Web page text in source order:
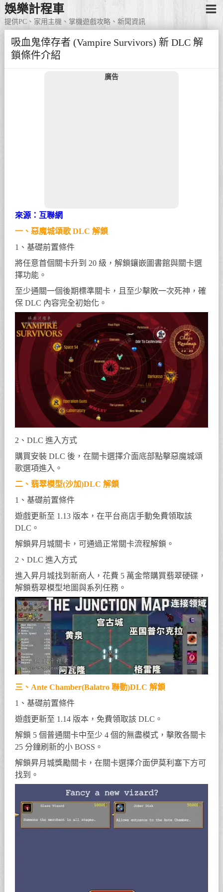
娛樂計程車
提供PC、家用主機、掌機遊戲攻略、新聞資訊
吸血鬼倖存者 (Vampire Survivors) 新 DLC 解
鎖條件介紹
廣告
來源：互聯網
一、惡魔城頌歌 DLC 解鎖
1、基礎前置條件
將任意首個關卡升到 20 級，解鎖鑲嵌圖書館與關卡選
擇功能。
至少通關一個後期標準關卡，且至少擊敗一次死神，確
保 DLC 內容完全初始化。
2、DLC 進入方式
購買安裝 DLC 後，在關卡選擇介面底部點擊惡魔城頌
歌選項進入。
二、翡翠模型(沙加)DLC 解鎖
1、基礎前置條件
遊戲更新至 1.13 版本，在平台商店手動免費領取該
DLC。
解鎖昇月城關卡，可通過正常關卡流程解鎖。
2、DLC 進入方式
進入昇月城找到新商人，花費 5 萬金幣購買翡翠硬碟，
解鎖翡翠模型地圖與系列任務。
三、Ante Chamber(Balatro 聯動)DLC 解鎖
1、基礎前置條件
遊戲更新至 1.14 版本，免費領取該 DLC。
解鎖 5 個普通關卡中至少 4 個的無盡模式，擊敗各關卡
25 分鐘刷新的小 BOSS。
解鎖昇月城獎勵關卡，在關卡選擇介面伊莫利塞下方可
找到。